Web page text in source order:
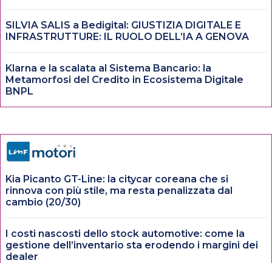
SILVIA SALIS a Bedigital: GIUSTIZIA DIGITALE E
INFRASTRUTTURE: IL RUOLO DELL’IA A GENOVA
Klarna e la scalata al Sistema Bancario: la
Metamorfosi del Credito in Ecosistema Digitale
BNPL
Kia Picanto GT-Line: la citycar coreana che si
rinnova con più stile, ma resta penalizzata dal
cambio (20/30)
I costi nascosti dello stock automotive: come la
gestione dell’inventario sta erodendo i margini dei
dealer